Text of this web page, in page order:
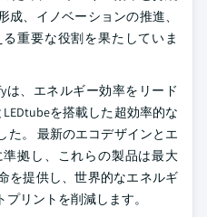
、イノベーションの推進、
重要な役割を果たしていま
は、エネルギー効率をリード
LEDtubeを搭載した超効率的な
た。 最新のエコデザインとエ
拠し、これらの製品は最大
を提供し、世界的なエネルギ
リントを削減します。